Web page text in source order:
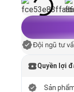
Đội ngũ tư
Quyền lợi
Sản